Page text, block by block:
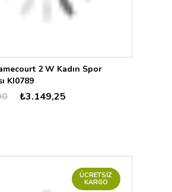
2 W Kadın Spor
KI0789
₺3.149,25
ÜCRETSIZ
KARGO